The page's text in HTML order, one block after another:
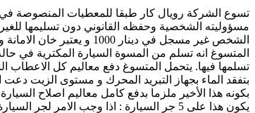
تسوع الشركة رويال كار طبقا للمعطيات المنصوصة في
مسؤوليته الشخصية وحفظه القانوني دون تسليمها
المتسوغ انه تسلم من المسوة السيارة المكترية في حالة
تسلمها فيها. يتحمل المتسوغ دفع معاليم كل الاعطاب
بكونه هذا الأخير ملزما بدفع كامل معالیم اصلاح